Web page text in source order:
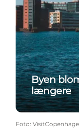
Byen
længere
Foto: